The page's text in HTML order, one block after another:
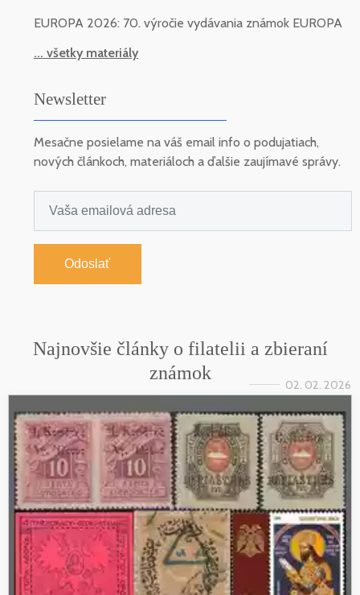
EUROPA 2026: 70. výročie vydávania známok EUROPA
... všetky materiály
Newsletter
Mesačne posielame na váš email info o podujatiach,
nových článkoch, materiáloch a ďalšie zaujímavé správy.
Odoslať
Najnovšie články o filatelii a zbieraní
známok
02. 02. 2026